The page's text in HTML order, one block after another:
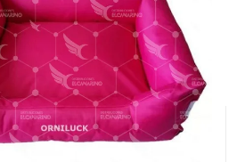
Añadir
a la
lista de
deseos